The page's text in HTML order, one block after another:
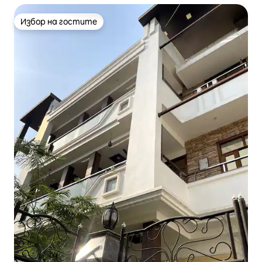
Избор на гостите
Избор на гостите